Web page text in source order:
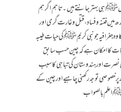
ہی بہتر جانتے ہیں۔ تاہم اگر ہم
میں فتنہ و فساد، قتل و غارت گری اور
جغرافیہ جو نبی کریم ﷺ کی حیات طیبہ
کا امکان ہے کہ چین حسب سابق
نصرت اور ہندوستان کی تباہی کا سبب
توجہ رکھنی چاہیے اور چین کے
ﷺ اعلم بالصواب